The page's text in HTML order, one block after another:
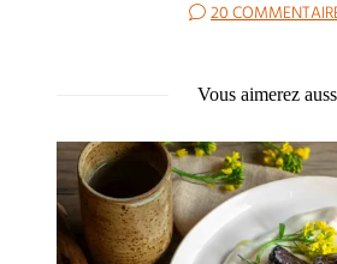
20
Vous aimerez